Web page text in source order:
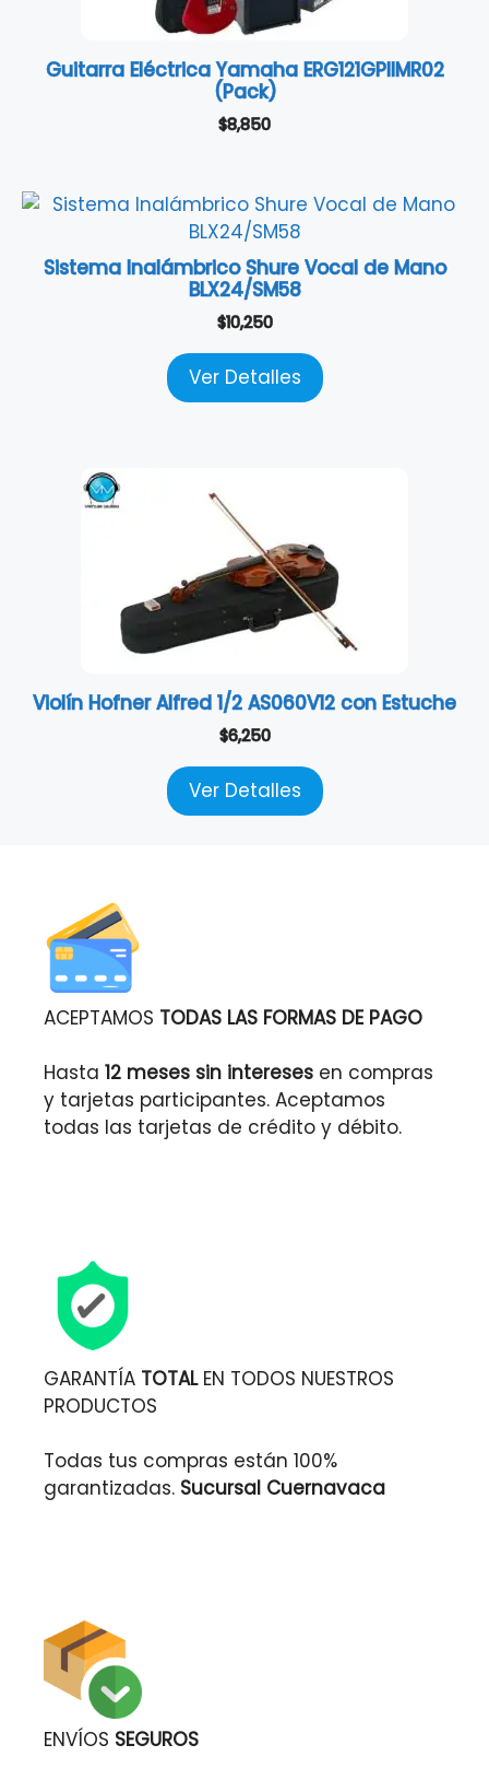
Guitarra Eléctrica Yamaha ERG121GPIIMR02
(Pack)
$8,850
Sistema Inalámbrico Shure Vocal de Mano
BLX24/SM58
$10,250
Ver Detalles
Violín Hofner Alfred 1/2 AS060V12 con Estuche
$6,250
Ver Detalles
ACEPTAMOS TODAS LAS FORMAS DE PAGO
Hasta 12 meses sin intereses en compras
y tarjetas participantes. Aceptamos
todas las tarjetas de crédito y débito.
GARANTÍA TOTALEN TODOS NUESTROS
PRODUCTOS
Todas tus compras están 100%
garantizadas. Sucursal Cuernavaca
ENVÍOS SEGUROS